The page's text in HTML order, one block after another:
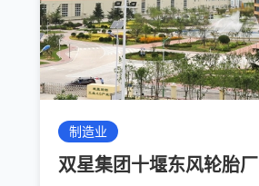
制造业
双星集团十堰东风轮胎厂